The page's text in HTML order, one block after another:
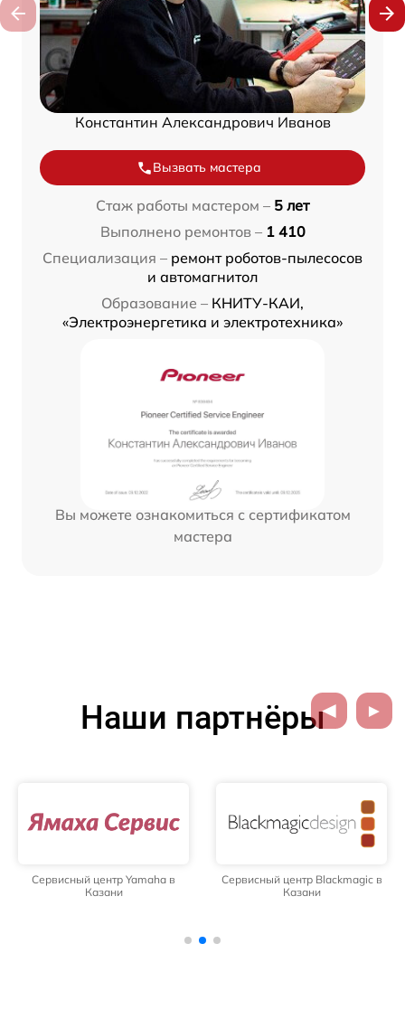
Константин Александрович Иванов
Вызвать мастера
Стаж работы мастером – 5 лет
Выполнено ремонтов – 1 410
Специализация – ремонт роботов-пылесосов
и автомагнитол
Образование – КНИТУ-КАИ,
«Электроэнергетика и электротехника»
Вы можете ознакомиться с сертификатом
мастера
Наши партнёры
Сервисный центр Yamaha в
Казани
Сервисный центр Blackmagic в
Казани